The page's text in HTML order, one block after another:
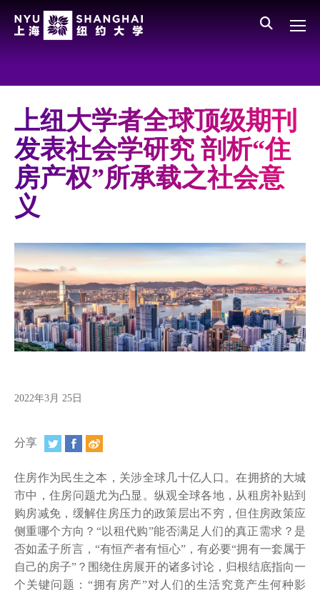
All NYU
学校领导
师资队伍
新闻与媒体报道
聚焦
媒体视点
视频
相册
活动纵览
学生说
校园内外
联系方式
支持我们
上纽大学者全球顶级期刊
发表社会学研究 剖析“住
房产权”所承载之社会意
义
2022年3月 25日
分享
住房作为民生之本，关涉全球几十亿人口。在拥挤的大城
市中，住房问题尤为凸显。纵观全球各地，从租房补贴到
购房减免，缓解住房压力的政策层出不穷，但住房政策应
侧重哪个方向？“以租代购”能否满足人们的真正需求？是
否如孟子所言，“有恒产者有恒心”，有必要“拥有一套属于
自己的房子”？围绕住房展开的诸多讨论，归根结底指向一
个关键问题：“拥有房产”对人们的生活究竟产生何种影